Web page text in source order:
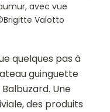
avec vue
Valotto
quelques pas à
guinguette
Une
des produits